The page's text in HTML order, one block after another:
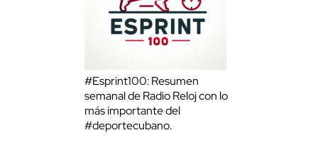
#Esprint100: Resumen
semanal de Radio Reloj con lo
más importante del
#deportecubano.